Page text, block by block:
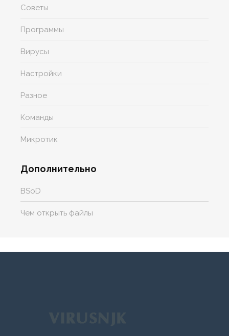
Советы
Программы
Вирусы
Настройки
Разное
Команды
Микротик
Дополнительно
BSoD
Чем открыть файлы